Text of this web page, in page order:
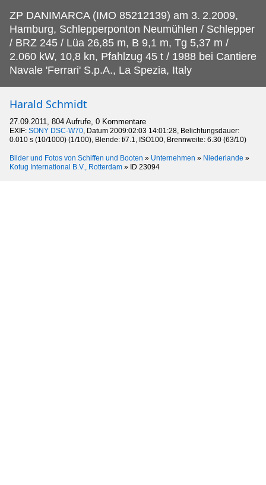
ZP DANIMARCA (IMO 85212139) am 3. 2.2009,
Hamburg, Schlepperponton Neumühlen / Schlepper
/ BRZ 245 / Lüa 26,85 m, B 9,1 m, Tg 5,37 m /
2.060 kW, 10,8 kn, Pfahlzug 45 t / 1988 bei Cantiere
Navale 'Ferrari' S.p.A., La Spezia, Italy
Harald Schmidt
27.09.2011, 804 Aufrufe, 0 Kommentare
EXIF: SONY DSC-W70, Datum 2009:02:03 14:01:28, Belichtungsdauer:
0.010 s (10/1000) (1/100), Blende: f/7.1, ISO100, Brennweite: 6.30 (63/10)
Bilder und Fotos von Schiffen und Booten » Unternehmen » Niederlande »
Kotug International B.V., Rotterdam » ID 23094